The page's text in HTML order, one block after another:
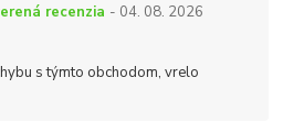
recenzia - 04. 08. 2026
s týmto obchodom, vrelo